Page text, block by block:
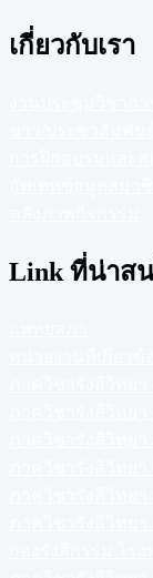
เกี่ยวกับเรา
Link ที่น่าส